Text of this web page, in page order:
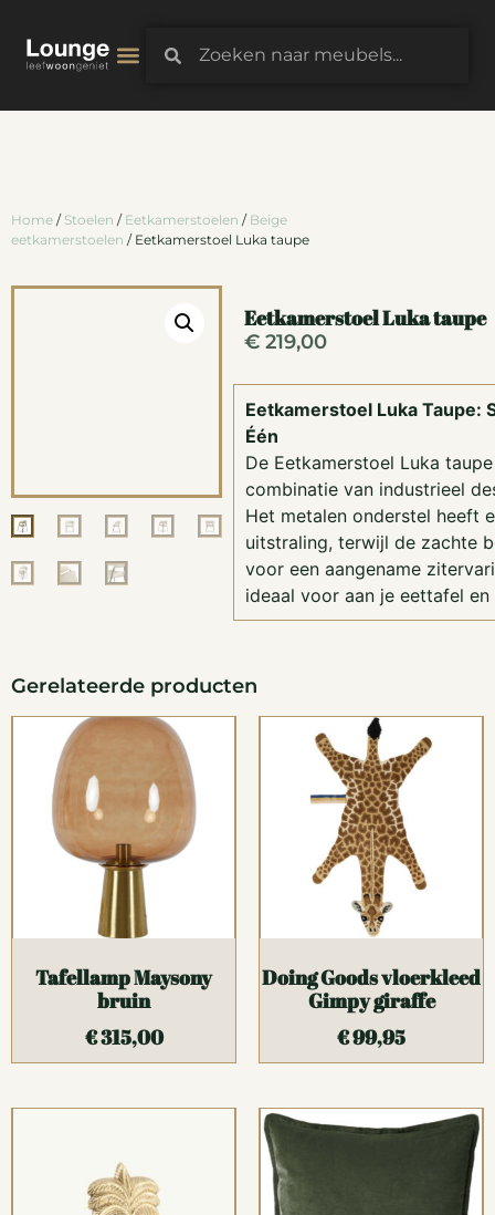
Home / Stoelen / Eetkamerstoelen / Beige
eetkamerstoelen / Eetkamerstoel Luka taupe
Eetkamerstoel Luka taupe
€219,00
Eetkamerstoel Luka Taupe:
Één
De Eetkamerstoel Luka
combinatie van industrieel
Het metalen onderstel heeft
uitstraling, terwijl de zachte
voor een aangename
ideaal voor aan je eettafel en
Gerelateerde producten
Tafellamp Maysony
bruin
€315,00
Doing Goods vloerkleed
Gimpy giraffe
€99,95